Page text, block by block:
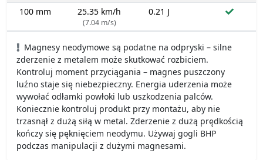
100 mm 25.35 km/h
(7.04 m/s)
0.21 J
Magnesy neodymowe są podatne na odpryski – silne
zderzenie z metalem może skutkować rozbiciem.
Kontroluj moment przyciągania – magnes puszczony
luźno staje się niebezpieczny. Energia uderzenia może
wywołać odłamki powłoki lub uszkodzenia palców.
Koniecznie kontroluj produkt przy montażu, aby nie
trzasnął z dużą siłą w metal. Zderzenie z dużą prędkością
kończy się pęknięciem neodymu. Używaj gogli BHP
podczas manipulacji z dużymi magnesami.